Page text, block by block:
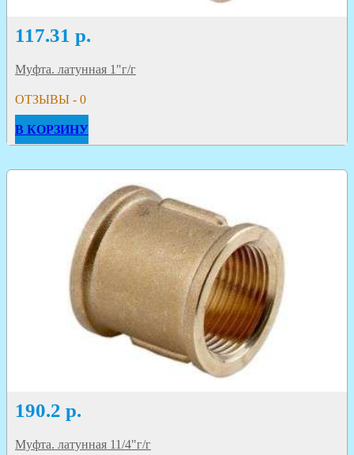
117.31 р.
Муфта. латунная 1"г/г
ОТЗЫВЫ - 0
В КОРЗИНУ
190.2 р.
Муфта. латунная 11/4"г/г